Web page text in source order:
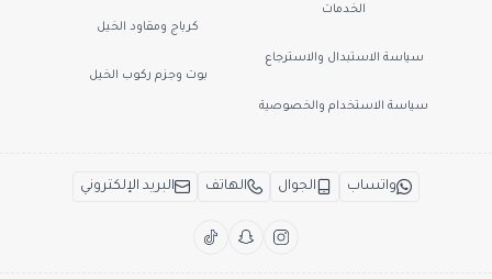
الخدمات
سياسة الاستبدال والاسترجاع
سياسة الاستخدام والخصوصية
كرباج ومقاود الخيل
بوت وجزم ركوب الخيل
واتساب الجوال الهاتف البريد الإلكتروني